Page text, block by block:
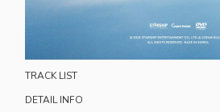
TRACK LIST
DETAIL INFO